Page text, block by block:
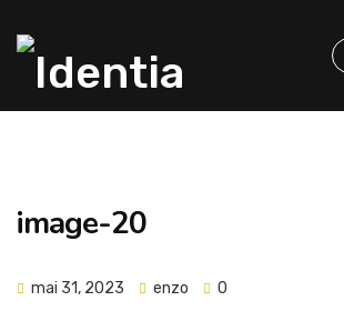
image-20
mai 31, 2023 enzo 0